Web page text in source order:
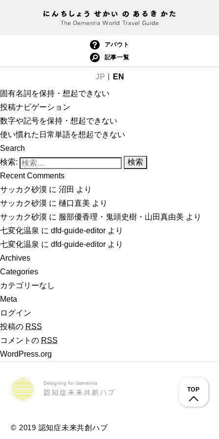
アバウト
記事一覧
JP
EN
固有名詞を保持・想起できない
投稿ナビゲーション
数字や記号を保持・想起できない
使い慣れた日常単語を想起できない
Search
検索:
Recent Comments
サッカク砂漠 に 沼田 より
サッカク砂漠 に 樋口直美 より
サッカク砂漠 に 服部優香理・鬼頭史樹・山田真由美 より
七変化温泉 に dfd-guide-editor より
七変化温泉 に dfd-guide-editor より
Archives
Categories
カテゴリーなし
Meta
ログイン
投稿の RSS
コメントの RSS
WordPress.org
© 2019 認知症未来共創ハブ
TOP